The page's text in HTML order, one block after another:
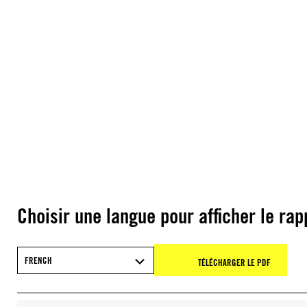
Choisir une langue pour afficher le
FRENCH TÉLÉCHARGER LE PDF